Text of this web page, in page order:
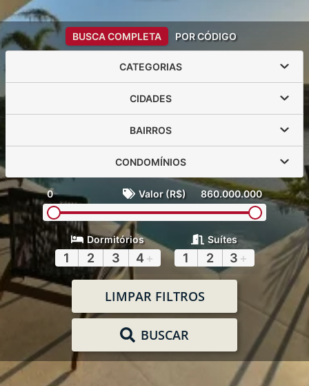
BUSCA COMPLETA POR CÓDIGO
CATEGORIAS
CIDADES
BAIRROS
CONDOMÍNIOS
0 Valor (R$) 860.000.000
Dormitórios
1 2 3 4 +
Suítes
1 2 3 +
LIMPAR FILTROS
BUSCAR